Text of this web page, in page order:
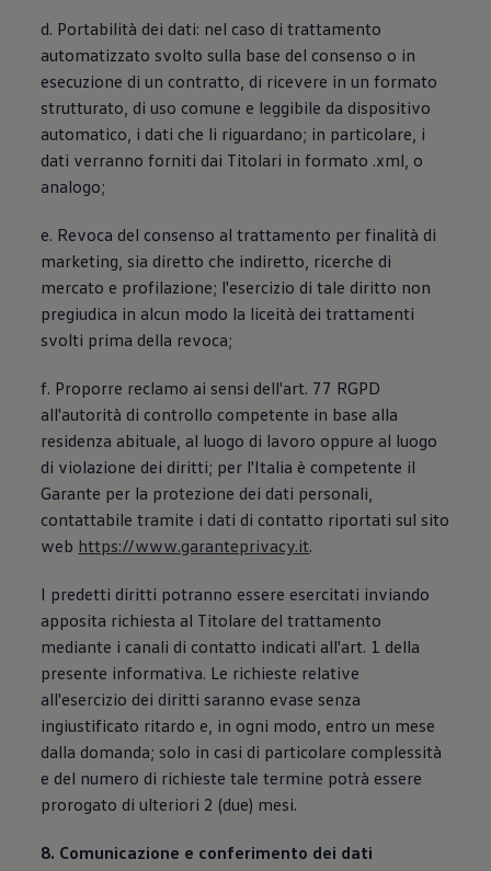
d. Portabilità dei dati: nel caso di trattamento
automatizzato svolto sulla base del consenso o in
esecuzione di un contratto, di ricevere in un formato
strutturato, di uso comune e leggibile da dispositivo
automatico, i dati che li riguardano; in particolare, i
dati verranno forniti dai Titolari in formato .xml, o
analogo;
e. Revoca del consenso al trattamento per finalità di
marketing, sia diretto che indiretto, ricerche di
mercato e profilazione; l'esercizio di tale diritto non
pregiudica in alcun modo la liceità dei trattamenti
svolti prima della revoca;
f. Proporre reclamo ai sensi dell'art. 77 RGPD
all'autorità di controllo competente in base alla
residenza abituale, al luogo di lavoro oppure al luogo
di violazione dei diritti; per l'Italia è competente il
Garante per la protezione dei dati personali,
contattabile tramite i dati di contatto riportati sul sito
web https://www.garanteprivacy.it.
I predetti diritti potranno essere esercitati inviando
apposita richiesta al Titolare del trattamento
mediante i canali di contatto indicati all'art. 1 della
presente informativa. Le richieste relative
all'esercizio dei diritti saranno evase senza
ingiustificato ritardo e, in ogni modo, entro un mese
dalla domanda; solo in casi di particolare complessità
e del numero di richieste tale termine potrà essere
prorogato di ulteriori 2 (due) mesi.
8. Comunicazione e conferimento dei dati